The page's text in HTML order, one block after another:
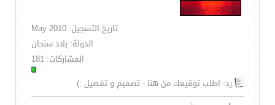
تاريخ التسجيل: May 2010
الدولة: بلاد سنحان
المشاركات: 181
رد: اطلب توقيعك من هنا - تصميم و تفصيل :)